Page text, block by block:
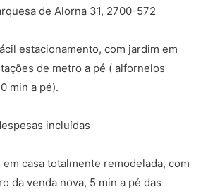
de Alorna 31, 2700-572
estacionamento, com jardim em
de metro a pé ( alfornelos
min a pé).
incluídas
em casa totalmente remodelada, com
da venda nova, 5 min a pé das